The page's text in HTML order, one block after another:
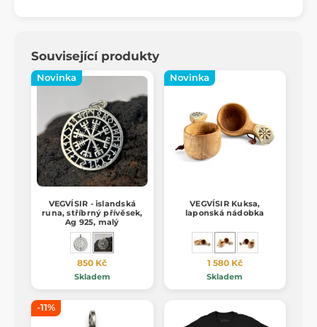
Související produkty
Novinka
VEGVÍSIR - islandská
runa, stříbrný přívěsek,
Ag 925, malý
850 Kč
Skladem
Novinka
VEGVÍSIR Kuksa,
laponská nádobka
1 580 Kč
Skladem
-11%